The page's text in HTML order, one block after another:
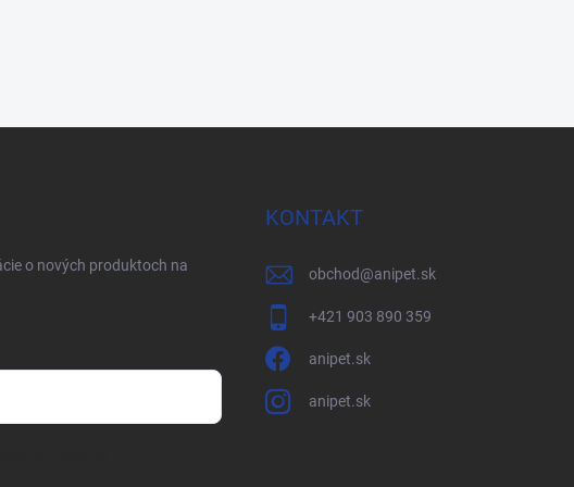
o nových produktoch na
KONTAKT
obchod@anipet.sk
+421 903 890 359
anipet.sk
anipet.sk